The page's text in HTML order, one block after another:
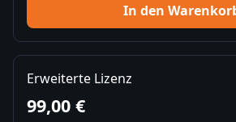
In den
Erweiterte Lizenz
99,00 €